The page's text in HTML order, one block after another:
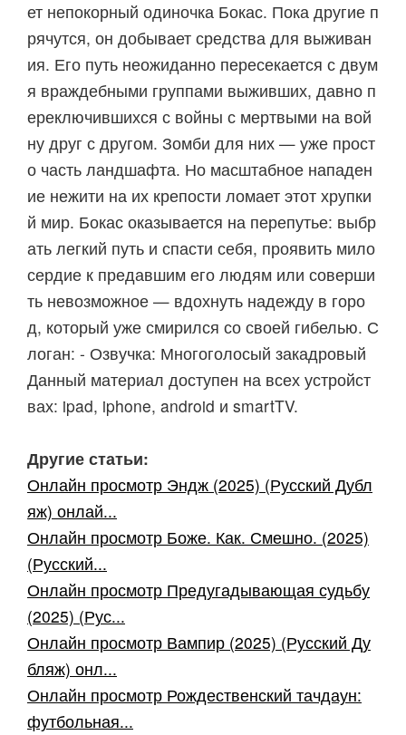
ет непокорный одиночка Бокас. Пока другие п
рячутся, он добывает средства для выживан
ия. Его путь неожиданно пересекается с двум
я враждебными группами выживших, давно п
ереключившихся с войны с мертвыми на вой
ну друг с другом. Зомби для них — уже прост
о часть ландшафта. Но масштабное нападен
ие нежити на их крепости ломает этот хрупки
й мир. Бокас оказывается на перепутье: выбр
ать легкий путь и спасти себя, проявить мило
сердие к предавшим его людям или соверши
ть невозможное — вдохнуть надежду в горо
д, который уже смирился со своей гибелью. С
логан: - Озвучка: Многоголосый закадровый
Данный материал доступен на всех устройст
вах: ipad, iphone, android и smartTV.
Другие статьи:
Онлайн просмотр Эндж (2025) (Русский Дубл
яж) онлай...
Онлайн просмотр Боже. Как. Смешно. (2025)
(Русский...
Онлайн просмотр Предугадывающая судьбу
(2025) (Рус...
Онлайн просмотр Вампир (2025) (Русский Ду
бляж) онл...
Онлайн просмотр Рождественский тачдаун:
футбольная...